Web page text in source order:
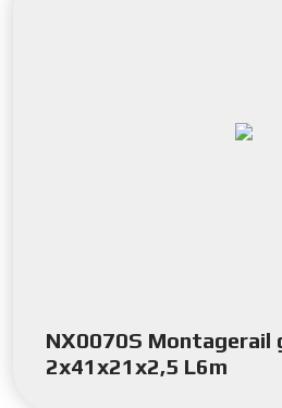
NX0070S Montagerail
2x41x21x2,5 L6m